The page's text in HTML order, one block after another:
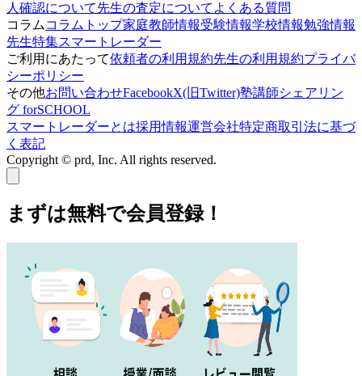
人確認について先生の査定について よくある質問
コラム コラムトップ家庭教師情報受験情報学校情報勉強情報
先生特集スマートレーダー
ご利用にあたって依頼者の利用規約先生の利用規約プライバ
シーポリシー
その他お問い合わせFacebookX(旧Twitter)塾講師シェアリン
グ forSCHOOL
スマートレーダーとは採用情報運営会社特定商取引法に基づ
く表記
Copyright © prd, Inc. All rights reserved.
まずは無料で会員登録！